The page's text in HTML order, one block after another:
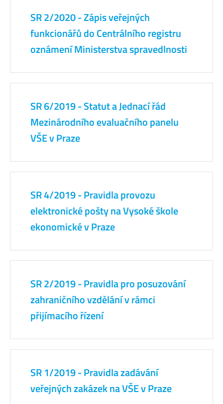
SR 2/2020 - Zápis veřejných
funkcionářů do Centrálního registru
oznámení Ministerstva spravedlnosti
SR 6/2019 - Statut a Jednací řád
Mezinárodního evaluačního panelu
VŠE v Praze
SR 4/2019 - Pravidla provozu
elektronické pošty na Vysoké škole
ekonomické v Praze
SR 2/2019 - Pravidla pro posuzování
zahraničního vzdělání v rámci
přijímacího řízení
SR 1/2019 - Pravidla zadávání
veřejných zakázek na VŠE v Praze